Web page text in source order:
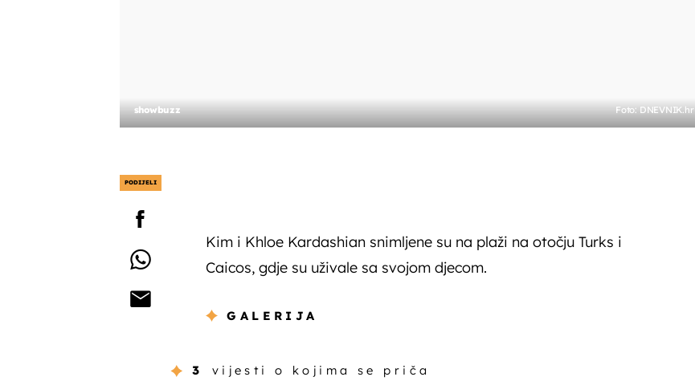
showbuzz Foto: DNEVNIK.hr
PODIJELI
Kim i Khloe Kardashian snimljene su na plaži na otočju Turks i
Caicos, gdje su uživale sa svojom djecom.
GALERIJA
3 vijesti o kojima se priča